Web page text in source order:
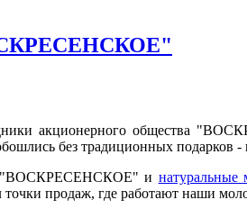
акционерного общества
без традиционных подарков -
и натуральные
точки продаж, где работают наши